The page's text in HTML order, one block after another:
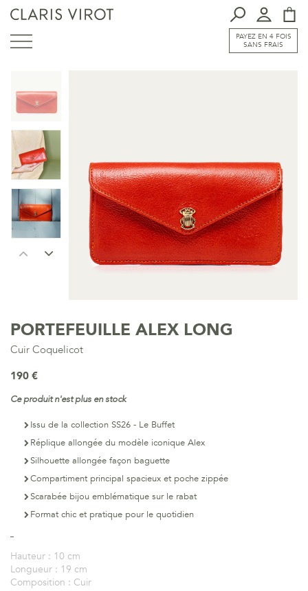
PAYEZ EN 4 FOIS
SANS FRAIS
PORTEFEUILLE ALEX LONG
Cuir Coquelicot
190 €
Ce produit n'est plus en stock
Issu de la collection SS26 - Le Buffet
Réplique allongée du modèle iconique Alex
Silhouette allongée façon baguette
Compartiment principal spacieux et poche zippée
Scarabée bijou emblématique sur le rabat
Format chic et pratique pour le quotidien
Hauteur : 10 cm
Longueur : 19 cm
Composition : Cuir